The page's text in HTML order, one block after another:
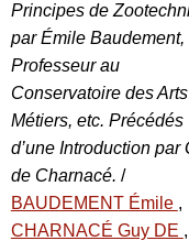
Principes de
par Émile Baudement,
Professeur au
Conservatoire des
Métiers, etc. Précédés
d’une Introduction par
de Charnacé. /
BAUDEMENT Émile ,
CHARNACÉ Guy DE ,